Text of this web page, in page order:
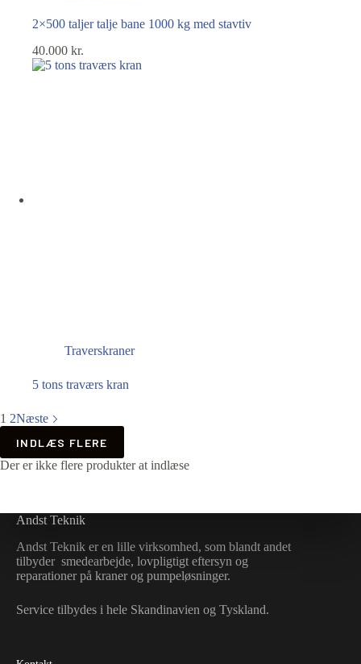
2×500 taljer talje bane 1000 kg med stavtiv
40.000 kr.
Traverskraner
5 tons traværs kran
1 2Næste
INDLÆS FLERE
Der er ikke flere produkter at indlæse
Andst Teknik
Andst Teknik er en lille virksomhed, som blandt andet
tilbyder smedearbejde, lovpligtigt eftersyn og
reparationer på kraner og pumpeløsninger.
Service tilbydes i hele Skandinavien og Tyskland.